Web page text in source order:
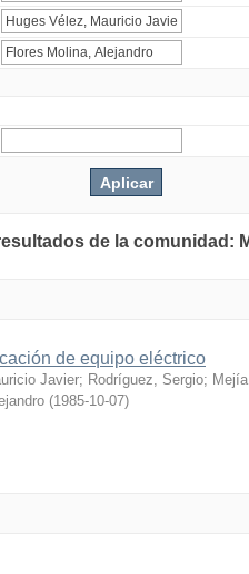
de la comunidad:
de equipo eléctrico
Javier; Rodríguez, Sergio;
(1985-10-07)